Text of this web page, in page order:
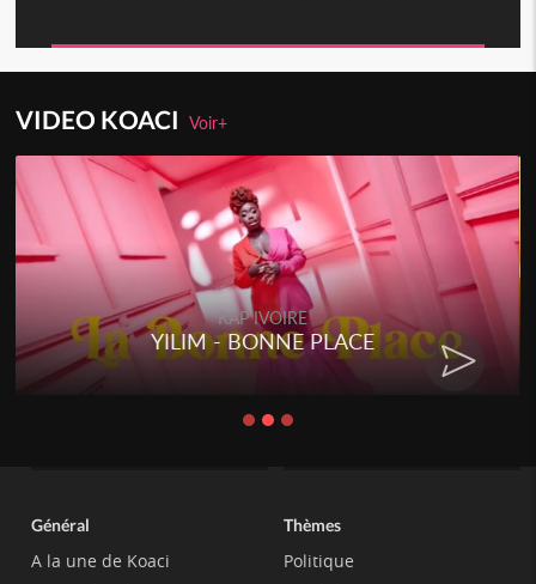
VIDEO KOACIVoir+
RAP IVOIRE
YILIM - BONNE PLACE
Général
A la une de Koaci
Thèmes
Politique